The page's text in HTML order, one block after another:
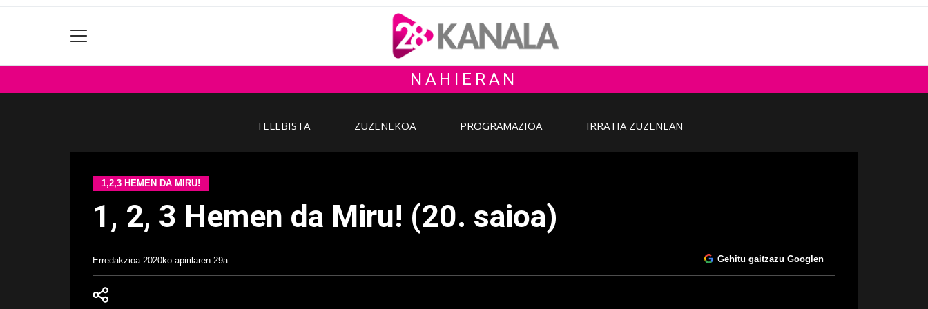
NAHIERAN
TELEBISTA ZUZENEKOA PROGRAMAZIOA IRRATIA ZUZENEAN
1,2,3 HEMEN DA MIRU!
1, 2, 3 Hemen da Miru! (20. saioa)
Erredakzioa 2020ko apirilaren 29a Gehitu gaitzazu Googlen